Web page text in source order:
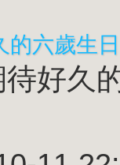
的六歲生日
待好久